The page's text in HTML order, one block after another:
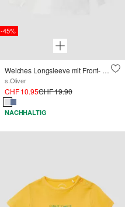
-45%
Weiches Longsleeve mit Front- und Rückenprint
s.Oliver
CHF 10.95CHF 19.90
NACHHALTIG